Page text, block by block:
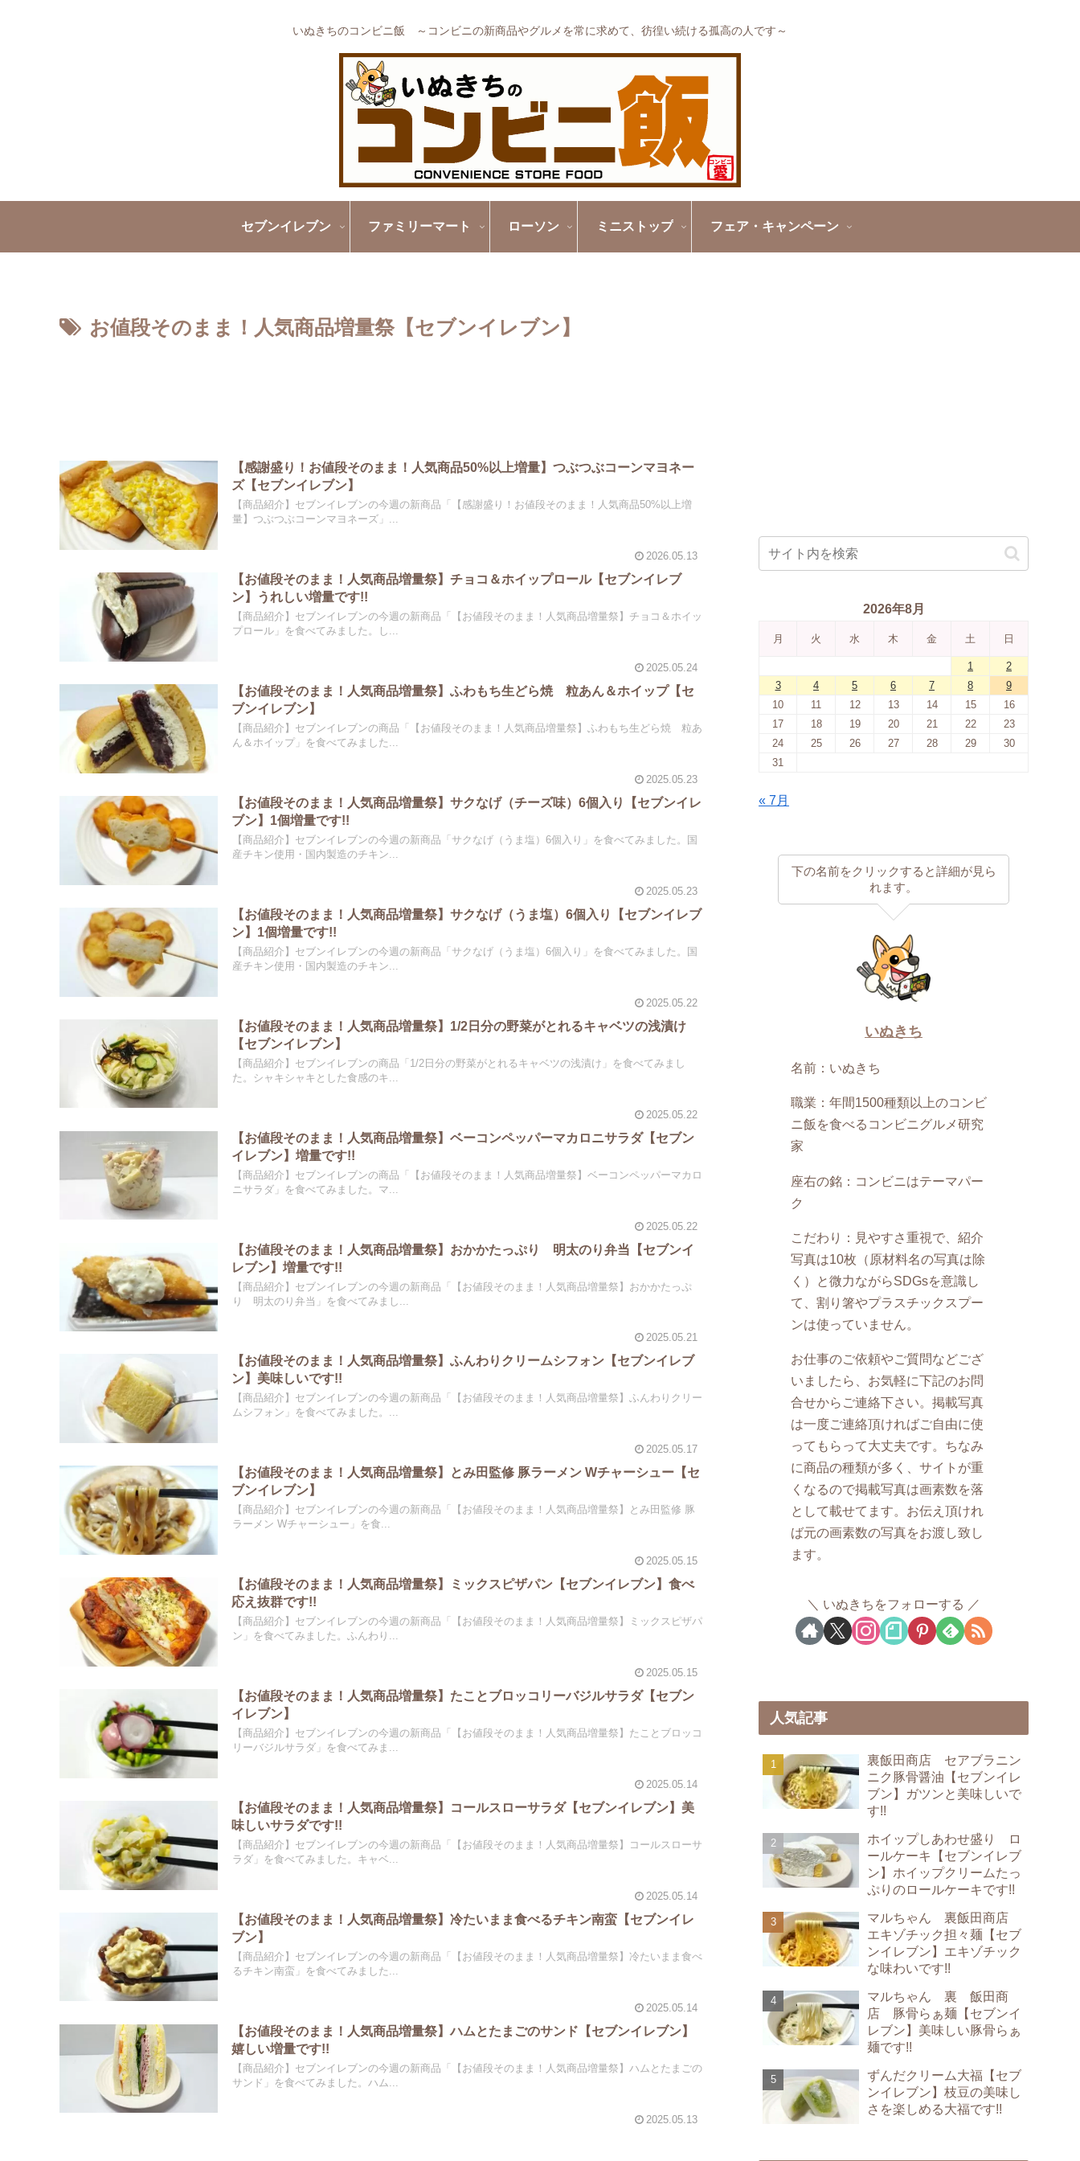
いぬきちのコンビニ飯 ～コンビニの新商品やグルメを常に求めて、彷徨い続ける孤高の人です～
セブンイレブン ファミリーマート ローソン ミニストップ フェア・キャンペーン
お値段そのまま！人気商品増量祭【セブンイレブン】
【感謝盛り！お値段そのまま！人気商品50%以上増量】つぶつぶコーンマヨネー
ズ【セブンイレブン】
【商品紹介】セブンイレブンの今週の新商品「【感謝盛り！お値段そのまま！人気商品50%以上増
量】つぶつぶコーンマヨネーズ」...
2026.05.13
【お値段そのまま！人気商品増量祭】チョコ＆ホイップロール【セブンイレブ
ン】うれしい増量です!!
【商品紹介】セブンイレブンの今週の新商品「【お値段そのまま！人気商品増量祭】チョコ＆ホイッ
プロール」を食べてみました。し...
2025.05.24
【お値段そのまま！人気商品増量祭】ふわもち生どら焼 粒あん＆ホイップ【セ
ブンイレブン】
【商品紹介】セブンイレブンの商品「【お値段そのまま！人気商品増量祭】ふわもち生どら焼 粒あ
ん＆ホイップ」を食べてみました...
2025.05.23
【お値段そのまま！人気商品増量祭】サクなげ（チーズ味）6個入り【セブンイレ
ブン】1個増量です!!
【商品紹介】セブンイレブンの今週の新商品「サクなげ（うま塩）6個入り」を食べてみました。国
産チキン使用・国内製造のチキン...
2025.05.23
【お値段そのまま！人気商品増量祭】サクなげ（うま塩）6個入り【セブンイレブ
ン】1個増量です!!
【商品紹介】セブンイレブンの今週の新商品「サクなげ（うま塩）6個入り」を食べてみました。国
産チキン使用・国内製造のチキン...
2025.05.22
【お値段そのまま！人気商品増量祭】1/2日分の野菜がとれるキャベツの浅漬け
【セブンイレブン】
【商品紹介】セブンイレブンの商品「1/2日分の野菜がとれるキャベツの浅漬け」を食べてみまし
た。シャキシャキとした食感のキ...
2025.05.22
【お値段そのまま！人気商品増量祭】ベーコンペッパーマカロニサラダ【セブン
イレブン】増量です!!
【商品紹介】セブンイレブンの商品「【お値段そのまま！人気商品増量祭】ベーコンペッパーマカロ
ニサラダ」を食べてみました。マ...
2025.05.22
【お値段そのまま！人気商品増量祭】おかかたっぷり 明太のり弁当【セブンイ
レブン】増量です!!
【商品紹介】セブンイレブンの今週の新商品「【お値段そのまま！人気商品増量祭】おかかたっぷ
り 明太のり弁当」を食べてみまし...
2025.05.21
【お値段そのまま！人気商品増量祭】ふんわりクリームシフォン【セブンイレブ
ン】美味しいです!!
【商品紹介】セブンイレブンの今週の新商品「【お値段そのまま！人気商品増量祭】ふんわりクリー
ムシフォン」を食べてみました。...
2025.05.17
【お値段そのまま！人気商品増量祭】とみ田監修 豚ラーメン Wチャーシュー【セ
ブンイレブン】
【商品紹介】セブンイレブンの今週の新商品「【お値段そのまま！人気商品増量祭】とみ田監修 豚
ラーメン Wチャーシュー」を食...
2025.05.15
【お値段そのまま！人気商品増量祭】ミックスピザパン【セブンイレブン】食べ
応え抜群です!!
【商品紹介】セブンイレブンの今週の新商品「【お値段そのまま！人気商品増量祭】ミックスピザパ
ン」を食べてみました。ふんわり...
2025.05.15
【お値段そのまま！人気商品増量祭】たことブロッコリーバジルサラダ【セブン
イレブン】
【商品紹介】セブンイレブンの今週の新商品「【お値段そのまま！人気商品増量祭】たことブロッコ
リーバジルサラダ」を食べてみま...
2025.05.14
【お値段そのまま！人気商品増量祭】コールスローサラダ【セブンイレブン】美
味しいサラダです!!
【商品紹介】セブンイレブンの今週の新商品「【お値段そのまま！人気商品増量祭】コールスローサ
ラダ」を食べてみました。キャベ...
2025.05.14
【お値段そのまま！人気商品増量祭】冷たいまま食べるチキン南蛮【セブンイレ
ブン】
【商品紹介】セブンイレブンの今週の新商品「【お値段そのまま！人気商品増量祭】冷たいまま食べ
るチキン南蛮」を食べてみました...
2025.05.14
【お値段そのまま！人気商品増量祭】ハムとたまごのサンド【セブンイレブン】
嬉しい増量です!!
【商品紹介】セブンイレブンの今週の新商品「【お値段そのまま！人気商品増量祭】ハムとたまごの
サンド」を食べてみました。ハム...
2025.05.13
2026年8月
月 火 水 木 金 土 日
1
2
3
4 5 6 7 8
9
10
11 12 13 14 15
16
17
18 19 20 21 22
23
24
25 26 27 28 29
30
31
« 7月
下の名前をクリックすると詳細が見ら
れます。
いぬきち
名前：いぬきち
職業：年間1500種類以上のコンビ
ニ飯を食べるコンビニグルメ研究
家
座右の銘：コンビニはテーマパー
ク
こだわり：見やすさ重視で、紹介
写真は10枚（原材料名の写真は除
く）と微力ながらSDGsを意識し
て、割り箸やプラスチックスプー
ンは使っていません。
お仕事のご依頼やご質問などござ
いましたら、お気軽に下記のお問
合せからご連絡下さい。掲載写真
は一度ご連絡頂ければご自由に使
ってもらって大丈夫です。ちなみ
に商品の種類が多く、サイトが重
くなるので掲載写真は画素数を落
として載せてます。お伝え頂けれ
ば元の画素数の写真をお渡し致し
ます。
いぬきちをフォローする
人気記事
裏飯田商店 セアブラニン
ニク豚骨醤油【セブンイレ
ブン】ガツンと美味しいで
す!!
ホイップしあわせ盛り ロ
ールケーキ【セブンイレブ
ン】ホイップクリームたっ
ぷりのロールケーキです!!
マルちゃん 裏飯田商店
エキゾチック担々麺【セブ
ンイレブン】エキゾチック
な味わいです!!
マルちゃん 裏 飯田商
店 豚骨らぁ麺【セブンイ
レブン】美味しい豚骨らぁ
麺です!!
ずんだクリーム大福【セブ
ンイレブン】枝豆の美味し
さを楽しめる大福です!!